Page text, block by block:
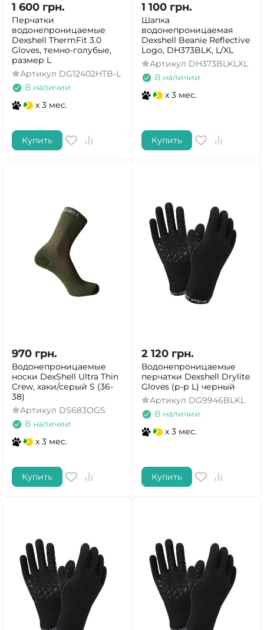
1 600 грн.
Перчатки
водонепроницаемые
Dexshell ThermFit 3.0
Gloves, темно-голубые,
размер L
Артикул DG12402HTB-L
В наличии
x 3 мес.
Купить
1 100 грн.
Шапка
водонепроницаемая
Dexshell Beanie Reflective
Logo, DH373BLK, L/XL
Артикул DH373BLKLXL
В наличии
x 3 мес.
Купить
970 грн.
Водонепроницаемые
носки DexShell Ultra Thin
Crew, хаки/серый S (36-
38)
Артикул DS683OGS
В наличии
x 3 мес.
Купить
2 120 грн.
Водонепроницаемые
перчатки Dexshell Drylite
Gloves (р-р L) черный
Артикул DG9946BLKL
В наличии
x 3 мес.
Купить
НЕТ